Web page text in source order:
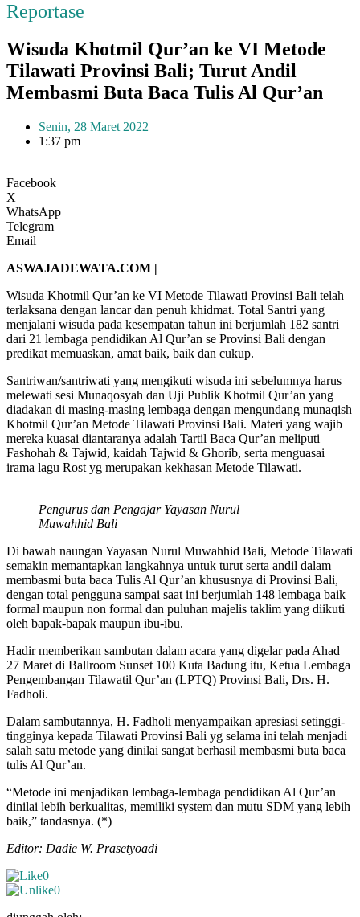
Reportase
Wisuda Khotmil Qur’an ke VI Metode
Tilawati Provinsi Bali; Turut Andil
Membasmi Buta Baca Tulis Al Qur’an
Senin, 28 Maret 2022
1:37 pm
Facebook
X
WhatsApp
Telegram
Email
ASWAJADEWATA.COM |
Wisuda Khotmil Qur’an ke VI Metode Tilawati Provinsi Bali telah
terlaksana dengan lancar dan penuh khidmat. Total Santri yang
menjalani wisuda pada kesempatan tahun ini berjumlah 182 santri
dari 21 lembaga pendidikan Al Qur’an se Provinsi Bali dengan
predikat memuaskan, amat baik, baik dan cukup.
Santriwan/santriwati yang mengikuti wisuda ini sebelumnya harus
melewati sesi Munaqosyah dan Uji Publik Khotmil Qur’an yang
diadakan di masing-masing lembaga dengan mengundang munaqish
Khotmil Qur’an Metode Tilawati Provinsi Bali. Materi yang wajib
mereka kuasai diantaranya adalah Tartil Baca Qur’an meliputi
Fashohah & Tajwid, kaidah Tajwid & Ghorib, serta menguasai
irama lagu Rost yg merupakan kekhasan Metode Tilawati.
Pengurus dan Pengajar Yayasan Nurul
Muwahhid Bali
Di bawah naungan Yayasan Nurul Muwahhid Bali, Metode Tilawati
semakin memantapkan langkahnya untuk turut serta andil dalam
membasmi buta baca Tulis Al Qur’an khususnya di Provinsi Bali,
dengan total pengguna sampai saat ini berjumlah 148 lembaga baik
formal maupun non formal dan puluhan majelis taklim yang diikuti
oleh bapak-bapak maupun ibu-ibu.
Hadir memberikan sambutan dalam acara yang digelar pada Ahad
27 Maret di Ballroom Sunset 100 Kuta Badung itu, Ketua Lembaga
Pengembangan Tilawatil Qur’an (LPTQ) Provinsi Bali, Drs. H.
Fadholi.
Dalam sambutannya, H. Fadholi menyampaikan apresiasi setinggi-
tingginya kepada Tilawati Provinsi Bali yg selama ini telah menjadi
salah satu metode yang dinilai sangat berhasil membasmi buta baca
tulis Al Qur’an.
“Metode ini menjadikan lembaga-lembaga pendidikan Al Qur’an
dinilai lebih berkualitas, memiliki system dan mutu SDM yang lebih
baik,” tandasnya. (*)
Editor: Dadie W. Prasetyoadi
0
0